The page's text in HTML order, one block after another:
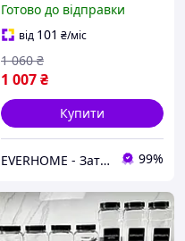
чорний органайзер
Готово до відправки
від 101 ₴/міс
1 007₴
1 060 ₴
Купити
EVERHOME - Затишок для дому 99%